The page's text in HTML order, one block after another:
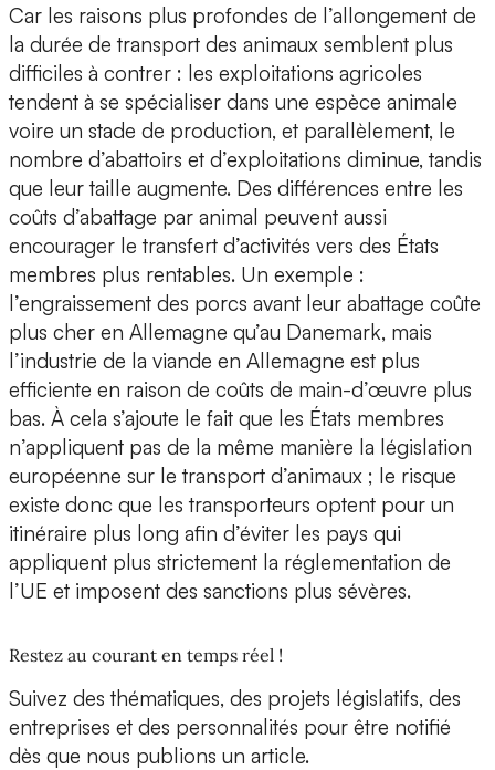
Car les raisons plus profondes de l’allongement de
la durée de transport des animaux semblent plus
difficiles à contrer : les exploitations agricoles
tendent à se spécialiser dans une espèce animale
voire un stade de production, et parallèlement, le
nombre d’abattoirs et d’exploitations diminue, tandis
que leur taille augmente. Des différences entre les
coûts d’abattage par animal peuvent aussi
encourager le transfert d’activités vers des États
membres plus rentables. Un exemple :
l’engraissement des porcs avant leur abattage coûte
plus cher en Allemagne qu’au Danemark, mais
l’industrie de la viande en Allemagne est plus
efficiente en raison de coûts de main-d’œuvre plus
bas. À cela s’ajoute le fait que les États membres
n’appliquent pas de la même manière la législation
européenne sur le transport d’animaux ; le risque
existe donc que les transporteurs optent pour un
itinéraire plus long afin d’éviter les pays qui
appliquent plus strictement la réglementation de
l’UE et imposent des sanctions plus sévères.
Restez au courant en temps réel !
Suivez des thématiques, des projets législatifs, des
entreprises et des personnalités pour être notifié
dès que nous publions un article.